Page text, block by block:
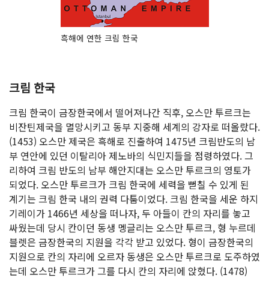
흑해에 연한 크림 한국
크림 한국
크림 한국이 금장한국에서 떨어져나간 직후, 오스만 투르크는
비잔틴제국을 멸망시키고 동부 지중해 세계의 강자로 떠올랐다.
(1453) 오스만 제국은 흑해로 진출하여 1475년 크림반도의 남
부 연안에 있던 이탈리아 제노바의 식민지들을 점령하였다. 그
리하여 크림 반도의 남부 해안지대는 오스만 투르크의 영토가
되었다. 오스만 투르크가 크림 한국에 세력을 뻗칠 수 있게 된
계기는 크림 한국 내의 권력 다툼이었다. 크림 한국을 세운 하지
기레이가 1466년 세상을 떠나자, 두 아들이 칸의 자리를 놓고
싸웠는데 당시 칸이던 동생 멩글리는 오스만 투르크, 형 누르데
블렛은 금장한국의 지원을 각각 받고 있었다. 형이 금장한국의
지원으로 칸의 자리에 오르자 동생은 오스만 투르크로 도주하였
는데 오스만 투르크가 그를 다시 칸의 자리에 앉혔다. (1478)